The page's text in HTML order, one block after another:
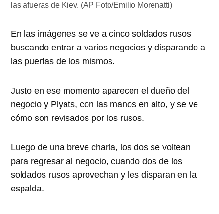
las afueras de Kiev. (AP Foto/Emilio Morenatti)
En las imágenes se ve a cinco soldados rusos
buscando entrar a varios negocios y disparando a
las puertas de los mismos.
Justo en ese momento aparecen el dueño del
negocio y Plyats, con las manos en alto, y se ve
cómo son revisados por los rusos.
Luego de una breve charla, los dos se voltean
para regresar al negocio, cuando dos de los
soldados rusos aprovechan y les disparan en la
espalda.